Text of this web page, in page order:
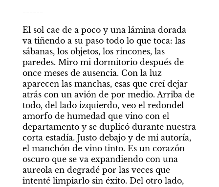
------
El sol cae de a poco y una lámina dorada
va tiñendo a su paso todo lo que toca: las
sábanas, los objetos, los rincones, las
paredes. Miro mi dormitorio después de
once meses de ausencia. Con la luz
aparecen las manchas, esas que creí dejar
atrás con un avión de por medio. Arriba de
todo, del lado izquierdo, veo el redondel
amorfo de humedad que vino con el
departamento y se duplicó durante nuestra
corta estadía. Justo debajo y de mi autoría,
el manchón de vino tinto. Es un corazón
oscuro que se va expandiendo con una
aureola en degradé por las veces que
intenté limpiarlo sin éxito. Del otro lado,